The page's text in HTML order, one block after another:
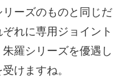
ーズのものと同じだ
れに専用ジョイント
羅シリーズを優遇し
けますね。